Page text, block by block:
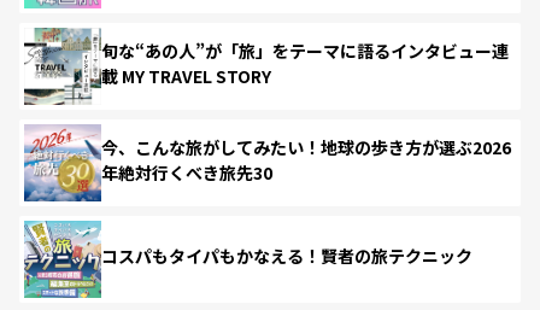
旬な“あの人”が「旅」をテーマに語るインタビュー連
載 MY TRAVEL STORY
今、こんな旅がしてみたい！地球の歩き方が選ぶ2026
年絶対行くべき旅先30
コスパもタイパもかなえる！賢者の旅テクニック